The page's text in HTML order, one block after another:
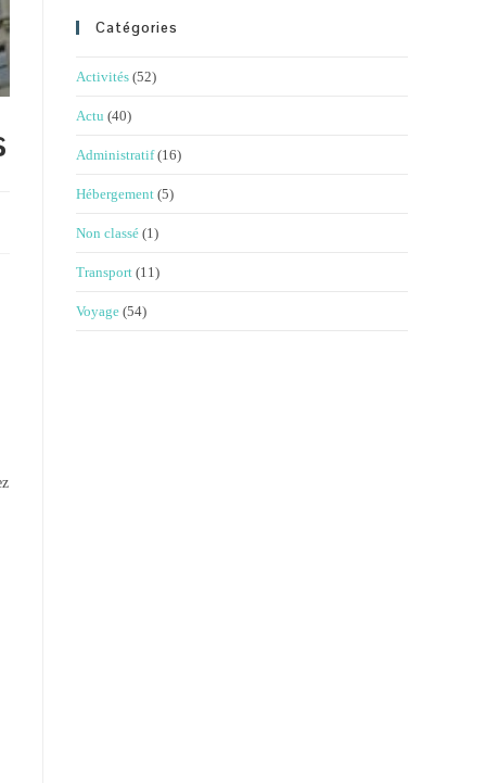
Catégories
Activités (52)
Actu (40)
Administratif (16)
Hébergement (5)
Non classé (1)
Transport (11)
Voyage (54)